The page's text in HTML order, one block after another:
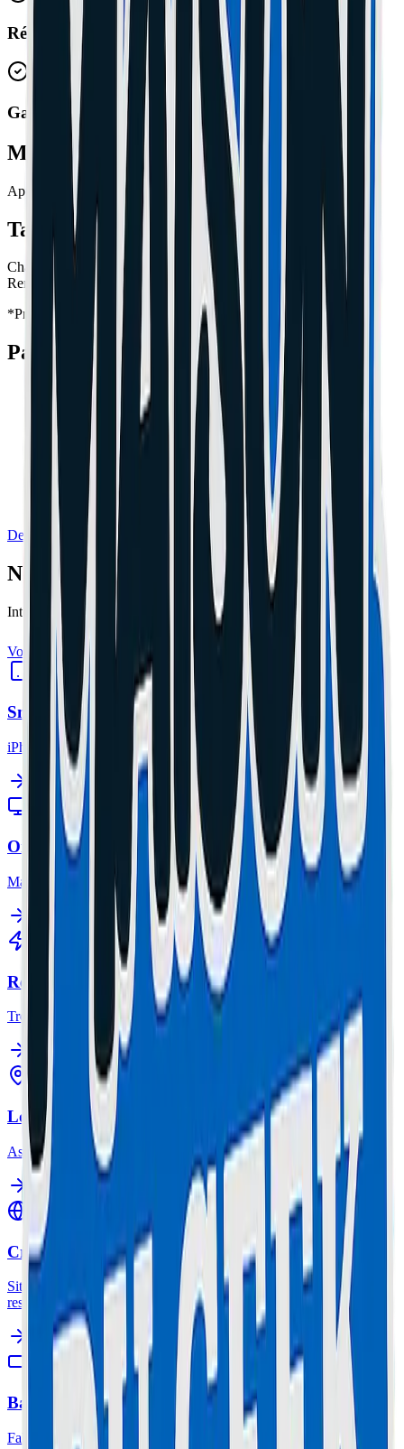
Réparation Express
Garantie 1 An
Marques Prises en Charge
Apple
Tarifs Antibes
Changement d'écran dès 89€
Remplacement batterie
dès 49€
*Prix indicatifs, main d'œuvre incluse.
Pannes Fréquentes
Écran cassé ou fissuré
Batterie qui se décharge vite
Problème de charge
Caméra défectueuse
Demander un Devis Gratuit
Nos Expertises
Interventions de précision certifiées sur toutes marques.
Voir tout
Smartphone
iPhone, Samsung.
Ordinateur
MacBook, PC Gamer.
Réparation Mobilité
Trottinettes. Retrait gratuit inclus.
Location Trottinette
Assurance & casque inclus.
Création de Sites Web
Sites vitrines, e-commerce & refonte. Design moderne, SEO &
responsive.
Batterie Lab
Fabrication et reconditionnement sur mesure.